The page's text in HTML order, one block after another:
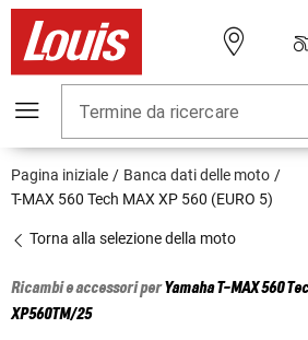
Termine da ricercare
Pagina iniziale
Banca dati delle moto
T-MAX 560 Tech MAX XP 560 (EURO 5)
Torna alla selezione della moto
Ricambi e accessori perYamahaT-MAX 560
XP560TM/25